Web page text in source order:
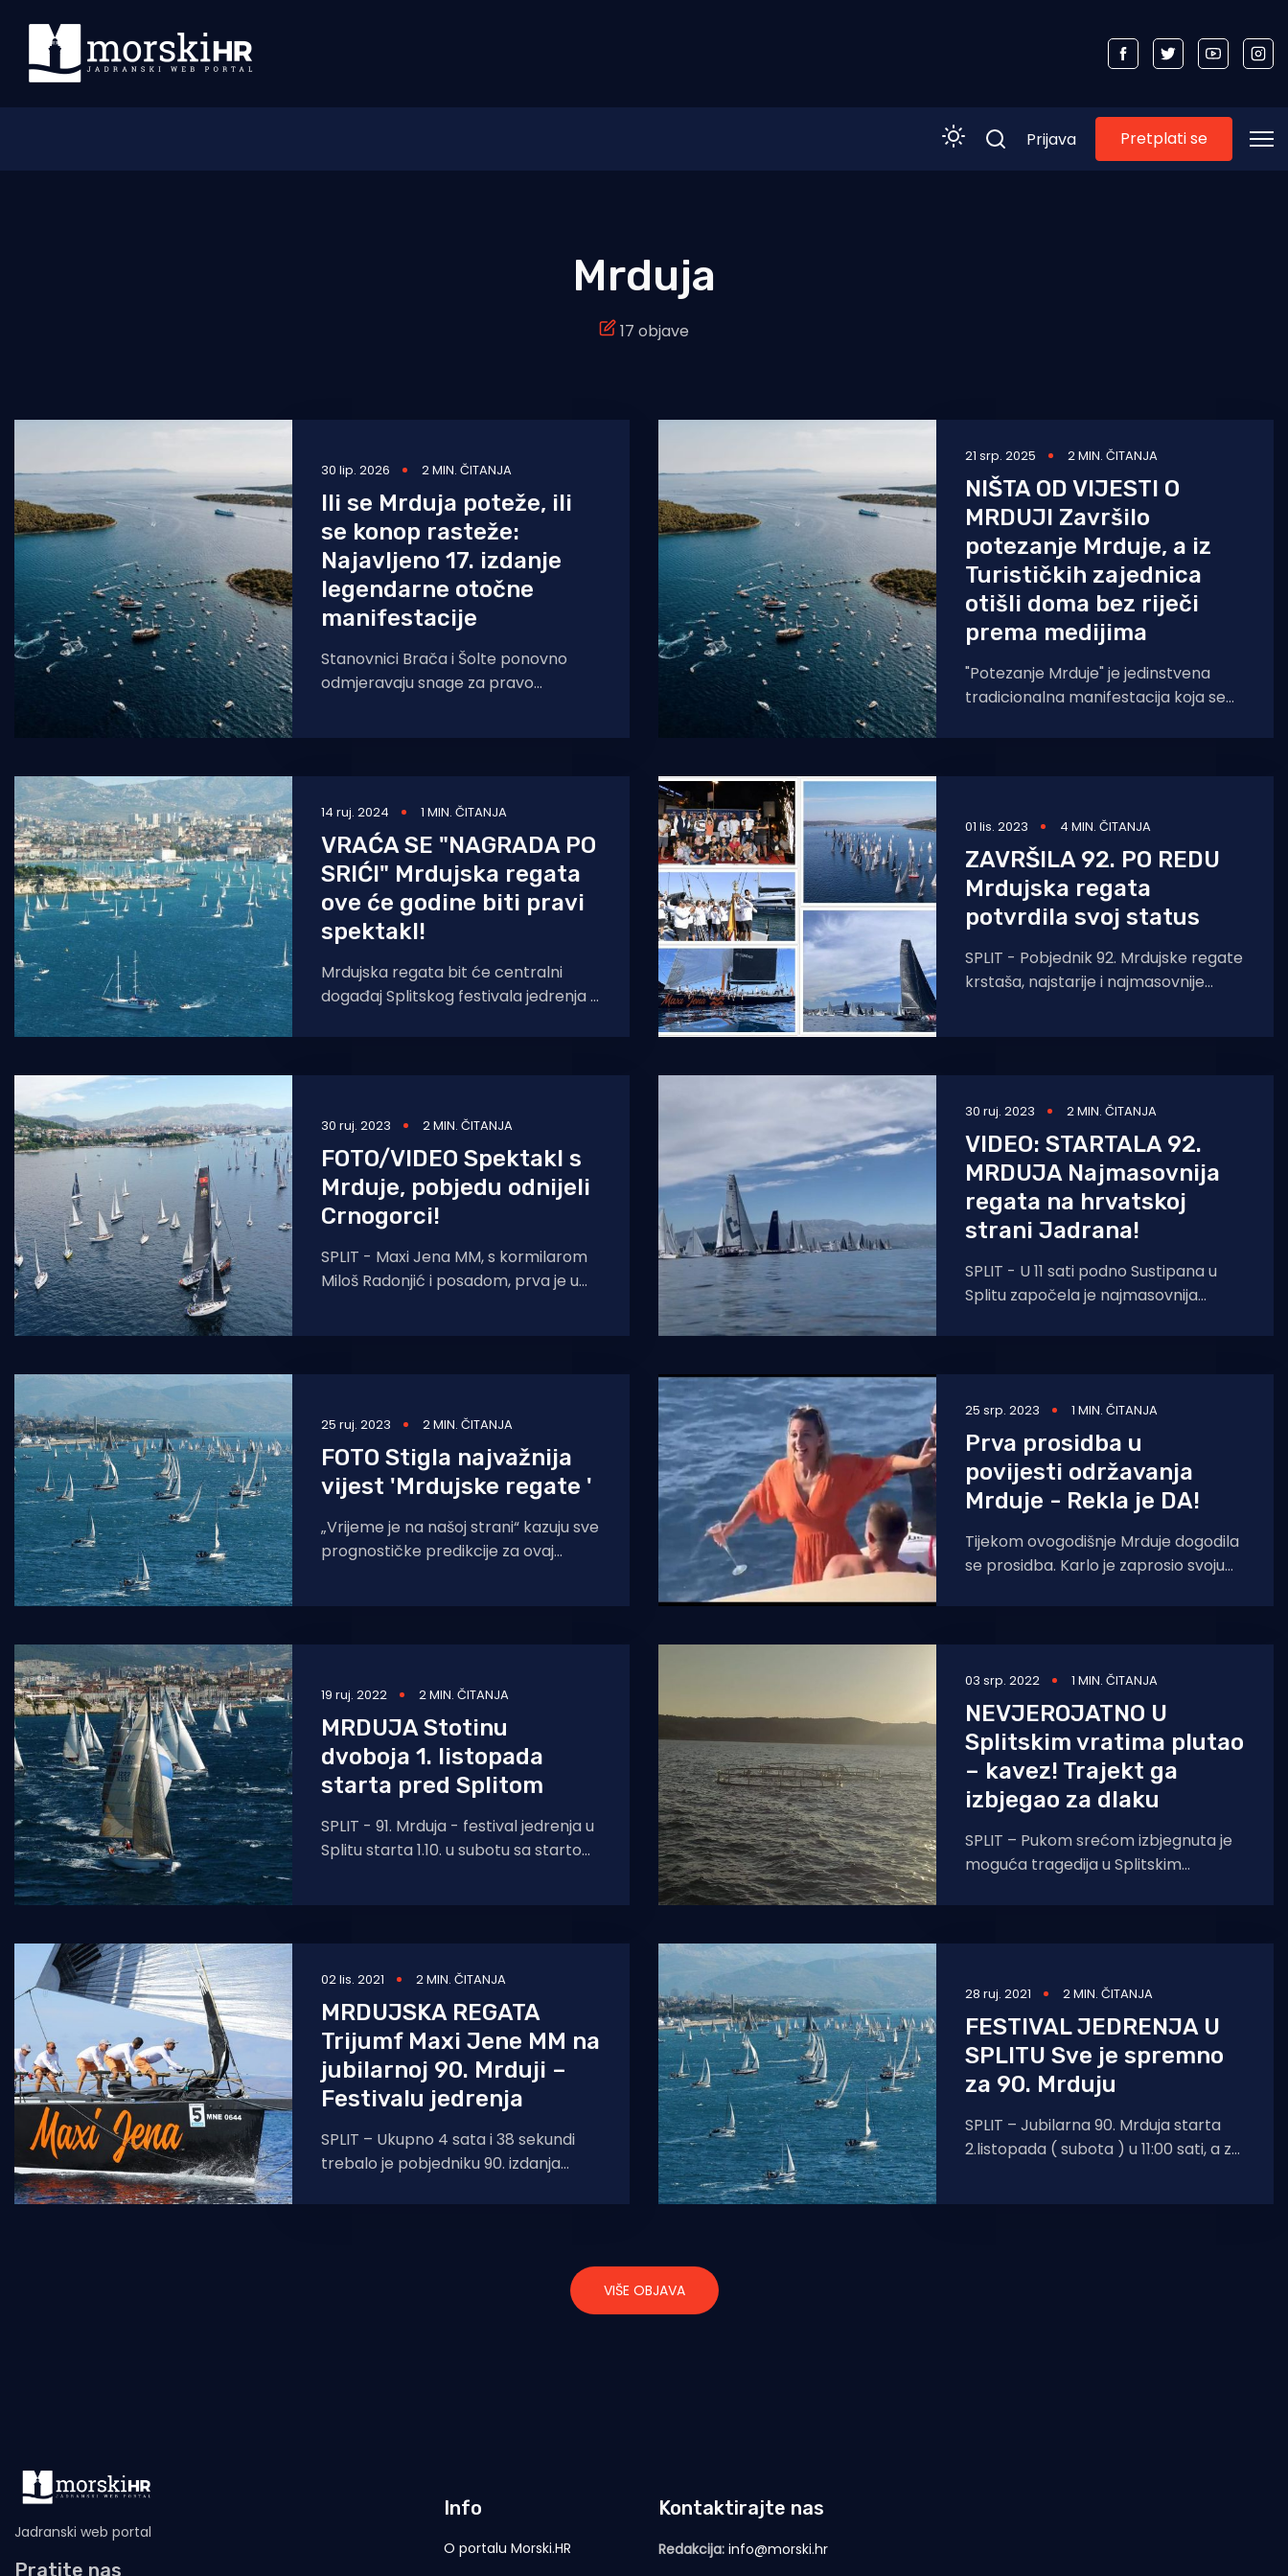
Turizam i nautika
Ribolov
Ekologija
Tradicija i kultura
Prijava Pretplati se
Mrduja
17 objave
30 lip. 2026 2 MIN. ČITANJA
Ili se Mrduja poteže, ili
se konop rasteže:
Najavljeno 17. izdanje
legendarne otočne
manifestacije
Stanovnici Brača i Šolte ponovno
odmjeravaju snage za pravo
21 srp. 2025 2 MIN. ČITANJA
NIŠTA OD VIJESTI O
MRDUJI Završilo
potezanje Mrduje, a iz
Turističkih zajednica
otišli doma bez riječi
prema medijima
"Potezanje Mrduje" je jedinstvena
tradicionalna manifestacija koja se
stanovnika otoka Brača i Šolte, a
14 ruj. 2024 1 MIN. ČITANJA
VRAĆA SE "NAGRADA PO
SRIĆI" Mrdujska regata
ove će godine biti pravi
spektakl!
Mrdujska regata bit će centralni
događaj Splitskog festivala jedrenja i
ovogodišnja Mrduja
01 lis. 2023 4 MIN. ČITANJA
ZAVRŠILA 92. PO REDU
Mrdujska regata
potvrdila svoj status
SPLIT - Pobjednik 92. Mrdujske regate
krstaša, najstarije i najmasovnije
30 ruj. 2023 2 MIN. ČITANJA
FOTO/VIDEO Spektakl s
Mrduje, pobjedu odnijeli
Crnogorci!
SPLIT - Maxi Jena MM, s kormilarom
Miloš Radonjić i posadom, prva je u
30 ruj. 2023 2 MIN. ČITANJA
VIDEO: STARTALA 92.
MRDUJA Najmasovnija
regata na hrvatskoj
strani Jadrana!
SPLIT - U 11 sati podno Sustipana u
Splitu započela je najmasovnija
Mrduja. Ove godine sudjeluje
25 ruj. 2023 2 MIN. ČITANJA
FOTO Stigla najvažnija
vijest 'Mrdujske regate '
„Vrijeme je na našoj strani“ kazuju sve
prognostičke predikcije za ovaj
25 srp. 2023 1 MIN. ČITANJA
Prva prosidba u
povijesti održavanja
Mrduje - Rekla je DA!
Tijekom ovogodišnje Mrduje dogodila
se prosidba. Karlo je zaprosio svoju
- da. Ove godine
19 ruj. 2022 2 MIN. ČITANJA
MRDUJA Stotinu
dvoboja 1. listopada
starta pred Splitom
SPLIT - 91. Mrduja - festival jedrenja u
Splitu starta 1.10. u subotu sa startom
03 srp. 2022 1 MIN. ČITANJA
NEVJEROJATNO U
Splitskim vratima plutao
– kavez! Trajekt ga
izbjegao za dlaku
SPLIT – Pukom srećom izbjegnuta je
moguća tragedija u Splitskim
je jučer u poslijepodnevnim satima
02 lis. 2021 2 MIN. ČITANJA
MRDUJSKA REGATA
Trijumf Maxi Jene MM na
jubilarnoj 90. Mrduji –
Festivalu jedrenja
SPLIT – Ukupno 4 sata i 38 sekundi
trebalo je pobjedniku 90. izdanja
krstaša, brodu “Maxi Jena MM”
28 ruj. 2021 2 MIN. ČITANJA
FESTIVAL JEDRENJA U
SPLITU Sve je spremno
za 90. Mrduju
SPLIT – Jubilarna 90. Mrduja starta
2.listopada ( subota ) u 11:00 sati, a za
VIŠE OBJAVA
Jadranski web portal
Pratite nas
Info
O portalu Morski.HR
Kontaktirajte nas
Redakcija: info@morski.hr